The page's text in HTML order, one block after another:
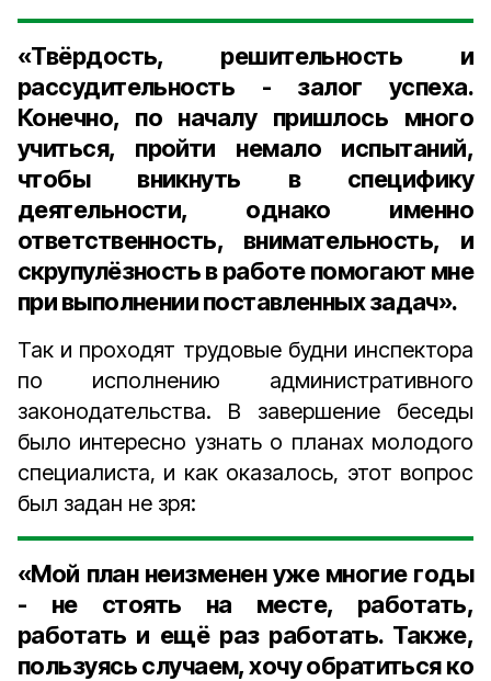
«Твёрдость, решительность и
рассудительность - залог успеха.
Конечно, по началу пришлось много
учиться, пройти немало испытаний,
чтобы вникнуть в специфику
деятельности, однако именно
ответственность, внимательность, и
скрупулёзность в работе помогают мне
при выполнении поставленных задач».
Так и проходят трудовые будни инспектора
по исполнению административного
законодательства. В завершение беседы
было интересно узнать о планах молодого
специалиста, и как оказалось, этот вопрос
был задан не зря:
«Мой план неизменен уже многие годы
- не стоять на месте, работать,
работать и ещё раз работать. Также,
пользуясь случаем, хочу обратиться ко